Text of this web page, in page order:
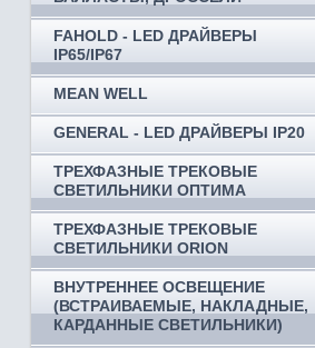
FAHOLD - LED ДРАЙВЕРЫ
IP65/IP67
MEAN WELL
GENERAL - LED ДРАЙВЕРЫ IP20
ТРЕХФАЗНЫЕ ТРЕКОВЫЕ
СВЕТИЛЬНИКИ ОПТИМА
ТРЕХФАЗНЫЕ ТРЕКОВЫЕ
СВЕТИЛЬНИКИ ORION
ВНУТРЕННЕЕ ОСВЕЩЕНИЕ
(ВСТРАИВАЕМЫЕ, НАКЛАДНЫЕ,
КАРДАННЫЕ СВЕТИЛЬНИКИ)